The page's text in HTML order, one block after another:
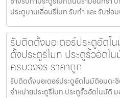
ประตูบานเลื่อนรีโมท รับทำ และ รับซ่อ
รับติดตั้งมอเตอร์ประตูอัตโ
ตั้งประตูรีโมท ประตูรั้วอัตโ
ครบวงจร ราคาถูก
รับติดตั้งมอเตอร์ประตูอัตโนมัติอมตะ
จำหน่ายประตูรีโมท ประตูรั้วอัตโนมัติ ม